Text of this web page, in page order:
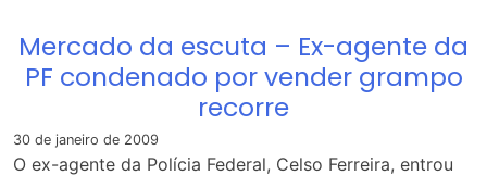
Mercado da escuta – Ex-agente da
PF condenado por vender grampo
recorre
30 de janeiro de 2009
O ex-agente da Polícia Federal, Celso Ferreira, entrou